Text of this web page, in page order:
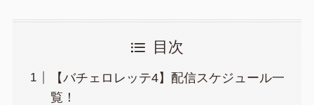
目次
【バチェロレッテ4】配信スケジュール一
覧！